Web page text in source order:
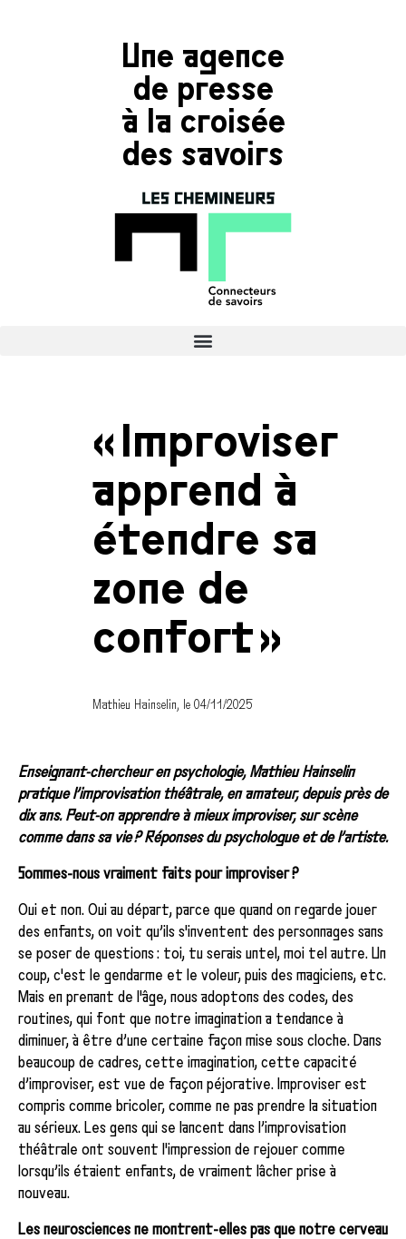
Une agence
de presse
à la croisée
des savoirs
« Improviser
apprend à
étendre sa
zone de
confort »
Mathieu Hainselin, le 04/11/2025
Enseignant-chercheur en psychologie, Mathieu Hainselin
pratique l’improvisation théâtrale, en amateur, depuis près de
dix ans. Peut-on apprendre à mieux improviser, sur scène
comme dans sa vie ? Réponses du psychologue et de l’artiste.
Sommes-nous vraiment faits pour improviser ?
Oui et non. Oui au départ, parce que quand on regarde jouer
des enfants, on voit qu’ils s'inventent des personnages sans
se poser de questions : toi, tu serais untel, moi tel autre. Un
coup, c'est le gendarme et le voleur, puis des magiciens, etc.
Mais en prenant de l'âge, nous adoptons des codes, des
routines, qui font que notre imagination a tendance à
diminuer, à être d’une certaine façon mise sous cloche. Dans
beaucoup de cadres, cette imagination, cette capacité
d’improviser, est vue de façon péjorative. Improviser est
compris comme bricoler, comme ne pas prendre la situation
au sérieux. Les gens qui se lancent dans l’improvisation
théâtrale ont souvent l'impression de rejouer comme
lorsqu’ils étaient enfants, de vraiment lâcher prise à
nouveau.
Les neurosciences ne montrent-elles pas que notre cerveau